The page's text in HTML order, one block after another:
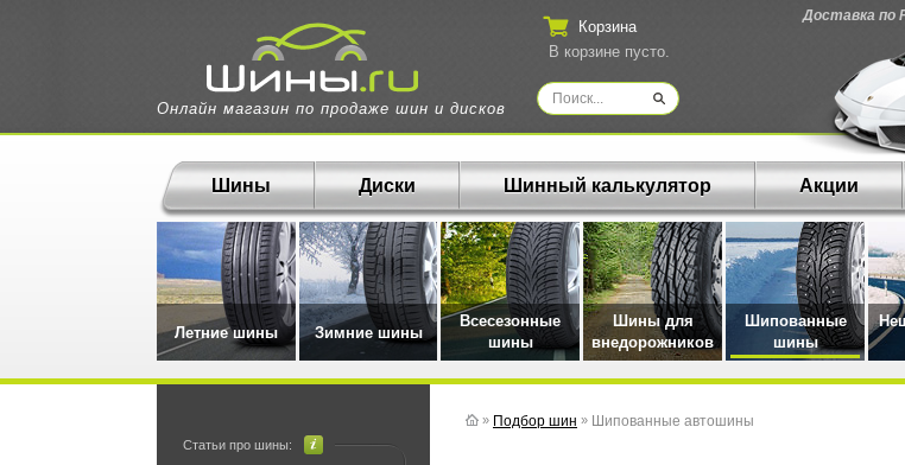
Онлайн магазин по продаже шин и дисков
Доставка по
Корзина
В корзине пусто.
Шины Диски Шинный калькулятор Акции
Летние шины Зимние шины
Всесезонные
шины
Шины для
внедорожников
Шипованные
шины
Статьи про шины:
» Подбор шин » Шипованные автошины